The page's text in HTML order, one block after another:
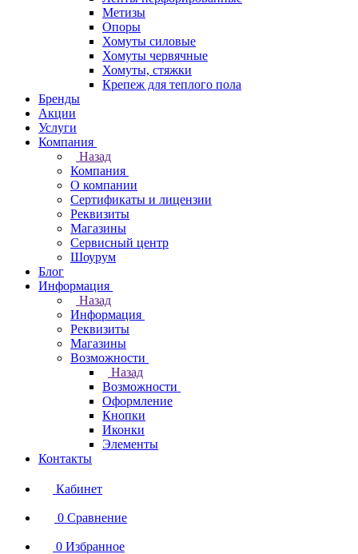
Метизы
Опоры
Хомуты силовые
Хомуты червячные
Хомуты, стяжки
Крепеж для теплого пола
Бренды
Акции
Услуги
Компания
Назад
Компания
О компании
Сертификаты и лицензии
Реквизиты
Магазины
Сервисный центр
Шоурум
Блог
Информация
Назад
Информация
Реквизиты
Магазины
Возможности
Назад
Возможности
Оформление
Кнопки
Иконки
Элементы
Контакты
Кабинет
0 Сравнение
0 Избранное